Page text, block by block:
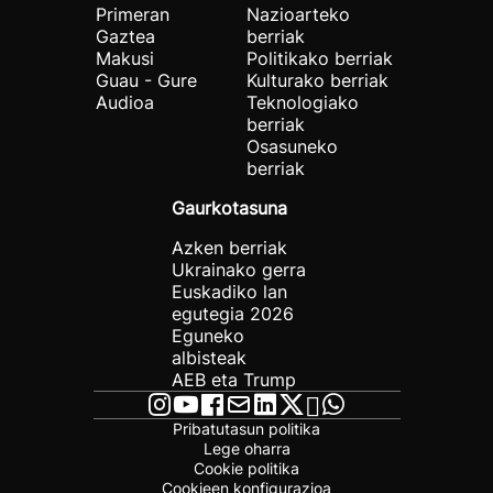
Primeran
Gaztea
Makusi
Guau - Gure
Audioa
Nazioarteko
berriak
Politikako berriak
Kulturako berriak
Teknologiako
berriak
Osasuneko
berriak
Gaurkotasuna
Azken berriak
Ukrainako gerra
Euskadiko lan
egutegia 2026
Eguneko
albisteak
AEB eta Trump
Pribatutasun politika
Lege oharra
Cookie politika
Cookieen konfigurazioa